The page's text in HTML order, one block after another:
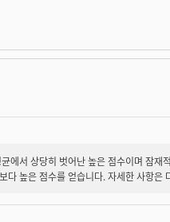
에서 상당히 벗어난 높은 점수이며 잠재
높은 점수를 얻습니다. 자세한 사항은